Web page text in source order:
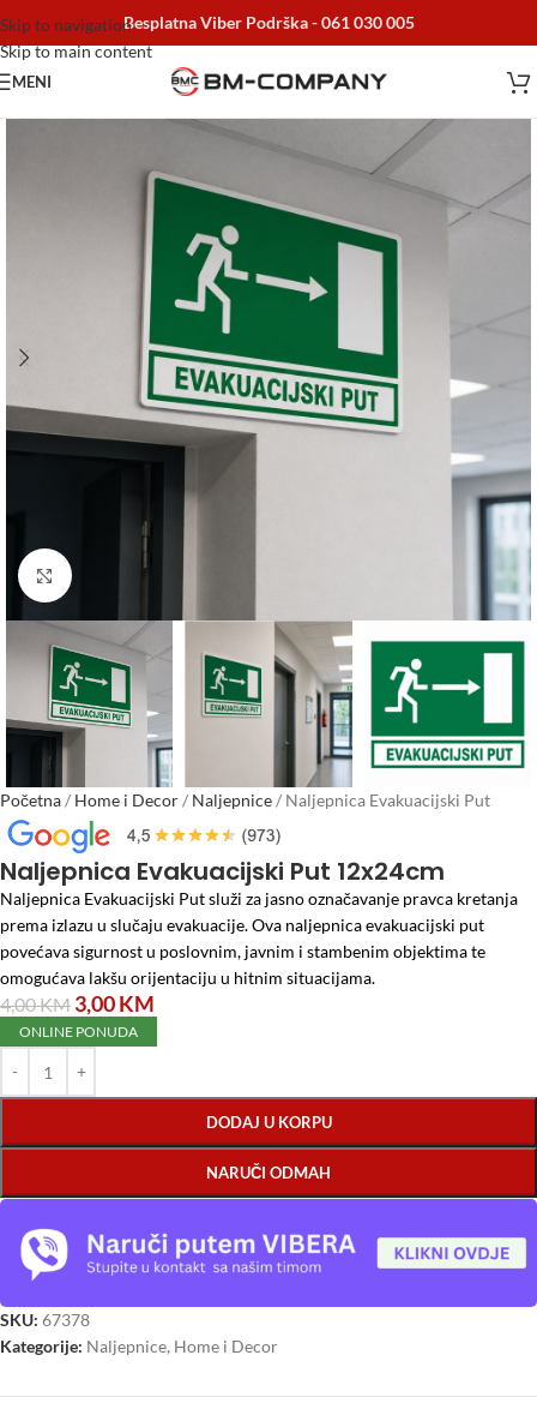
Skip to navigation
Skip to main content
Besplatna Viber Podrška -061 030 005
MENI
Click to enlarge
Početna/ Home i Decor/ Naljepnice/ Naljepnica Evakuacijski Put
12x24cm
Naljepnica Evakuacijski Put 12x24cm
Naljepnica Evakuacijski Put služi za jasno označavanje pravca kretanja
prema izlazu u slučaju evakuacije. Ova naljepnica evakuacijski put
povećava sigurnost u poslovnim, javnim i stambenim objektima te
omogućava lakšu orijentaciju u hitnim situacijama.
4,00KM 3,00KM
ONLINE PONUDA
DODAJ U KORPU
NARUČI ODMAH
SKU: 67378
Kategorije: Naljepnice, Home i Decor